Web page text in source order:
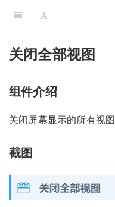
关闭全部视图
组件介绍
关闭屏幕显示的所有视图
截图